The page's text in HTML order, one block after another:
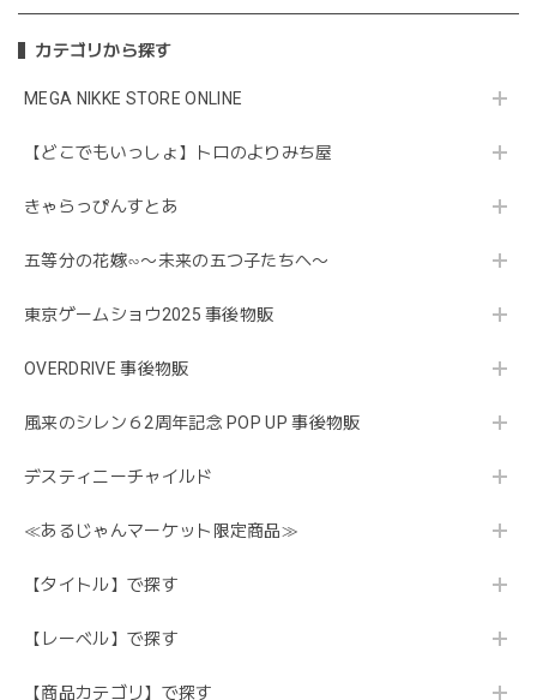
カテゴリから探す
MEGA NIKKE STORE ONLINE
【どこでもいっしょ】トロのよりみち屋
きゃらっぴんすとあ
五等分の花嫁∽〜未来の五つ子たちへ〜
東京ゲームショウ2025 事後物販
OVERDRIVE 事後物販
風来のシレン６2周年記念 POP UP 事後物販
デスティニーチャイルド
≪あるじゃんマーケット限定商品≫
【タイトル】で探す
【レーベル】で探す
【商品カテゴリ】で探す